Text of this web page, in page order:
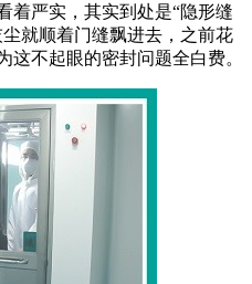
着严实，其实到处是“隐形缝
就顺着门缝飘进去，之前花
这不起眼的密封问题全白费。